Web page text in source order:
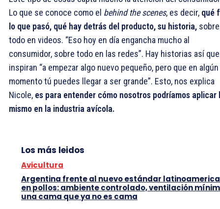
Lo que se conoce como el behind the scenes, es decir, qué
lo que pasó, qué hay detrás del producto, su historia, sobre
todo en videos. “Eso hoy en día engancha mucho al
consumidor, sobre todo en las redes”. Hay historias así que
inspiran “a empezar algo nuevo pequeño, pero que en algún
momento tú puedes llegar a ser grande”. Esto, nos explica
Nicole, es para entender cómo nosotros podríamos aplicar
mismo en la industria avícola.
Los más leidos
Avicultura
Argentina frente al nuevo estándar
en pollos: ambiente controlado, ventilación
una cama que ya no es cama